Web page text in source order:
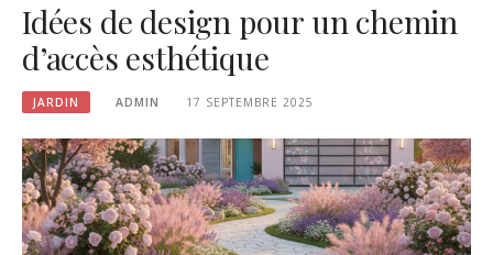
Idées de design pour un chemin
d’accès esthétique
JARDIN ADMIN 17 SEPTEMBRE 2025